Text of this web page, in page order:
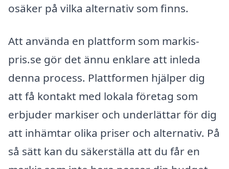
osäker på vilka alternativ som finns.
Att använda en plattform som markis-
pris.se gör det ännu enklare att inleda
denna process. Plattformen hjälper dig
att få kontakt med lokala företag som
erbjuder markiser och underlättar för dig
att inhämtar olika priser och alternativ. På
så sätt kan du säkerställa att du får en